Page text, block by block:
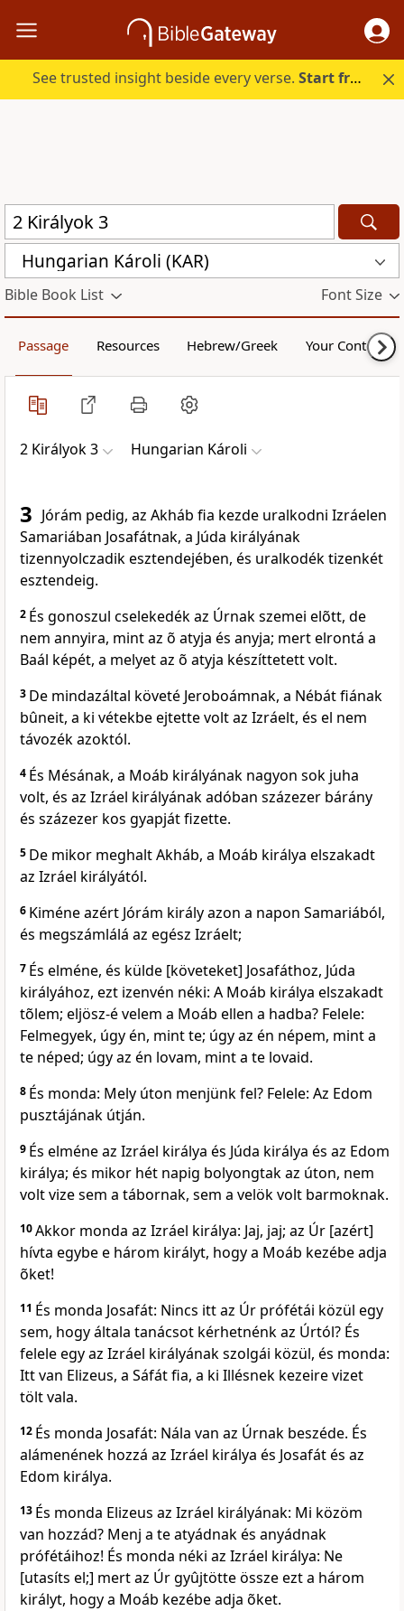
See trusted insight beside every verse.Start free.
Hungarian Károli (KAR)
Bible Book List Font Size
Passage Resources Hebrew/Greek Your Content
2 Királyok 3 Hungarian Károli
3 Jórám pedig, az Akháb fia kezde uralkodni Izráelen
Samariában Josafátnak, a Júda királyának
tizennyolczadik esztendejében, és uralkodék tizenkét
esztendeig.
2 És gonoszul cselekedék az Úrnak szemei elõtt, de
nem annyira, mint az õ atyja és anyja; mert elrontá a
Baál képét, a melyet az õ atyja készíttetett volt.
3 De mindazáltal követé Jeroboámnak, a Nébát fiának
bûneit, a ki vétekbe ejtette volt az Izráelt, és el nem
távozék azoktól.
4 És Mésának, a Moáb királyának nagyon sok juha
volt, és az Izráel királyának adóban százezer bárány
és százezer kos gyapját fizette.
5 De mikor meghalt Akháb, a Moáb királya elszakadt
az Izráel királyától.
6 Kiméne azért Jórám király azon a napon Samariából,
és megszámlálá az egész Izráelt;
7 És elméne, és külde [követeket] Josafáthoz, Júda
királyához, ezt izenvén néki: A Moáb királya elszakadt
tõlem; eljösz-é velem a Moáb ellen a hadba? Felele:
Felmegyek, úgy én, mint te; úgy az én népem, mint a
te néped; úgy az én lovam, mint a te lovaid.
8 És monda: Mely úton menjünk fel? Felele: Az Edom
pusztájának útján.
9 És elméne az Izráel királya és Júda királya és az Edom
királya; és mikor hét napig bolyongtak az úton, nem
volt vize sem a tábornak, sem a velök volt barmoknak.
10Akkor monda az Izráel királya: Jaj, jaj; az Úr [azért]
hívta egybe e három királyt, hogy a Moáb kezébe adja
õket!
11 És monda Josafát: Nincs itt az Úr prófétái közül egy
sem, hogy általa tanácsot kérhetnénk az Úrtól? És
felele egy az Izráel királyának szolgái közül, és monda:
Itt van Elizeus, a Sáfát fia, a ki Illésnek kezeire vizet
tölt vala.
12 És monda Josafát: Nála van az Úrnak beszéde. És
alámenének hozzá az Izráel királya és Josafát és az
Edom királya.
13 És monda Elizeus az Izráel királyának: Mi közöm
van hozzád? Menj a te atyádnak és anyádnak
prófétáihoz! És monda néki az Izráel királya: Ne
[utasíts el;] mert az Úr gyûjtötte össze ezt a három
királyt, hogy a Moáb kezébe adja õket.